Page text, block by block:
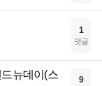
1
댓글
뉴데이(스
9